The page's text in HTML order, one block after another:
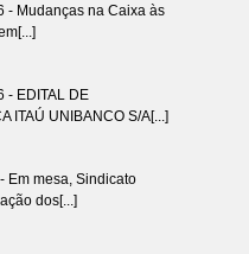
- Mudanças na Caixa às
- EDITAL DE
ITAÚ UNIBANCO S/A[...]
Em mesa, Sindicato
dos[...]